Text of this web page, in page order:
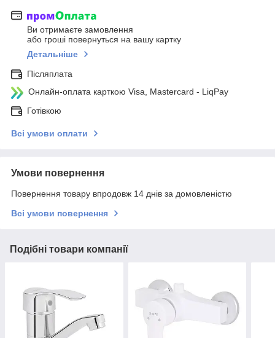
Ви отримаєте замовлення
або гроші повернуться на вашу картку
Детальніше
Післяплата
Онлайн-оплата карткою Visa, Mastercard - LiqPay
Готівкою
Всі умови оплати
Умови повернення
Повернення товару впродовж 14 днів за домовленістю
Всі умови повернення
Подібні товари компанії